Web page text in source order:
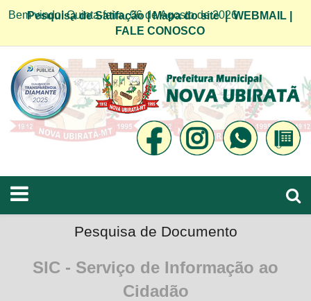
Bem vindo! Quinta-feira, 06 de Agosto de 2026
Pesquisa de Satifação|Mapa do site|WEBMAIL
FALE CONOSCO
Pesquisa de Documento
SIC - Serviço de Informação ao
Cidadão